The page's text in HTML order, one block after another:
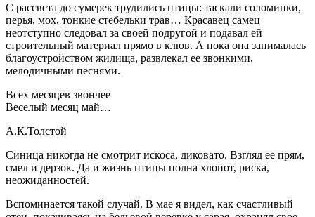
С рассвета до сумерек трудились птицы: таскали соломинки,
перья, мох, тонкие стебельки трав… Красавец самец
неотступно следовал за своей подругой и подавал ей
строительный материал прямо в клюв. А пока она занималась
благоустройством жилища, развлекал ее звонкими,
мелодичными песнями.
Всех месяцев звончее
Веселый месяц май…
А.К.Толстой
Синица никогда не смотрит искоса, диковато. Взгляд ее прям,
смел и дерзок. Да и жизнь птицы полна хлопот, риска,
неожиданностей.
Вспоминается такой случай. В мае я видел, как счастливый